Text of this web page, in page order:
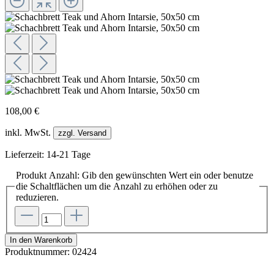
108,00 €
inkl. MwSt. zzgl. Versand
Lieferzeit: 14-21 Tage
Produkt Anzahl: Gib den gewünschten Wert ein oder benutze
die Schaltflächen um die Anzahl zu erhöhen oder zu
reduzieren.
In den Warenkorb
Produktnummer: 02424